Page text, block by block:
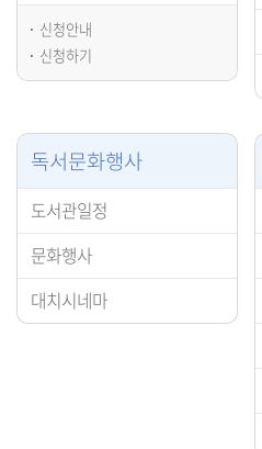
신청안내
신청하기
독서문화행사
도서관일정
문화행사
대치시네마